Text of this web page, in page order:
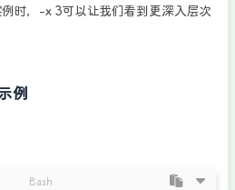
时，-x 3可以让我们看到更深入层次
例
Bash